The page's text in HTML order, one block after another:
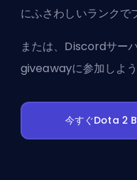
にふさわしいランクで
または、 Discordサー
giveawayに参加しよう
今すぐDota 2